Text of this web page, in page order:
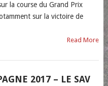
la course du Grand Prix
sur la victoire de
Read More
2017 – LE SAV